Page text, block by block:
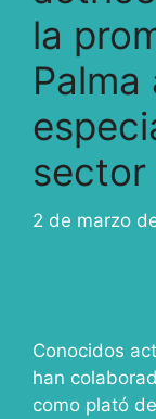
la
sector
2 de marzo
Conocidos
han
como plató